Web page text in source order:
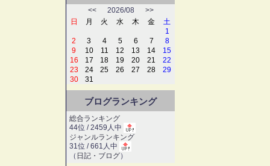
<<2026/08 >>
日
月 火 水 木 金
土
1
2
3 4 5 6 7
8
9
10 11 12 13 14
15
16
17 18 19 20 21
22
23
24 25 26 27 28
29
30
31
ブログランキング
総合ランキング
44位 / 2459人中
ジャンルランキング
31位 / 661人中
（ 日記・ブログ）